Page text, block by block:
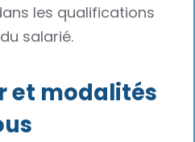
les qualifications
salarié.
et modalités